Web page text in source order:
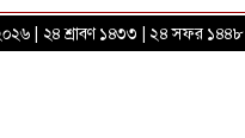
| ২৪ শ্রাবণ ১৪৩৩ | ২৪ সফর ১৪৪৮